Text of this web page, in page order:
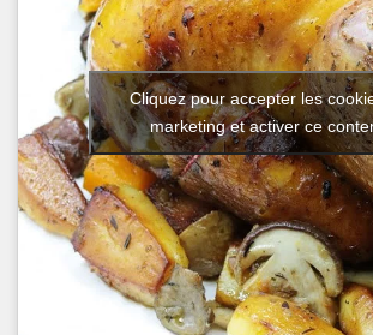
Cliquez pour accepter les
marketing et activer ce